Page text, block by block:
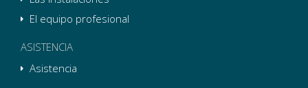
El equipo profesional
ASISTENCIA
Asistencia